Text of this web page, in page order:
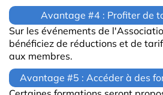
Avantage #4 : Profiter de
Sur les événements de
bénéficiez de réductions et de
aux membres.
Avantage #5 : Accéder à des